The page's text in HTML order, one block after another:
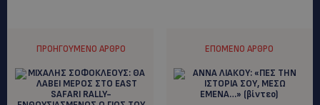
ΠΡΟΗΓΟΎΜΕΝΟ ΆΡΘΡΟ ΕΠΌΜΕΝΟ ΆΡΘΡΟ